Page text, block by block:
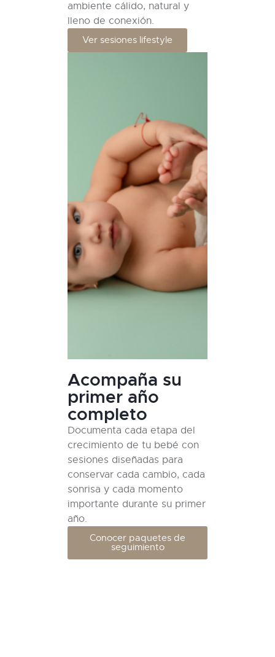
ambiente cálido, natural y
lleno de conexión.
Ver sesiones lifestyle
Acompaña su
primer año
completo
Documenta cada etapa del
crecimiento de tu bebé con
sesiones diseñadas para
conservar cada cambio, cada
sonrisa y cada momento
importante durante su primer
año.
Conocer paquetes de
seguimiento